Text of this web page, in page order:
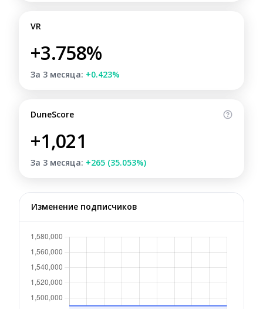
VR
+3.758%
За 3 месяца: +0.423%
DuneScore
+1,021
За 3 месяца: +265 (35.053%)
Изменение подписчиков